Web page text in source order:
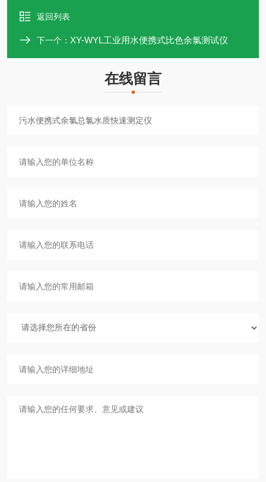
返回列表
下一个： XY-WYL工业用水便携式比色余氯测试仪
在线留言